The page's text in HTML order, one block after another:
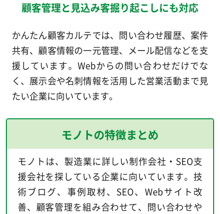
顧客管理と見込み客掘り起こしにも対応
かんたん顧客カルテでは、問い合わせ履歴、案件
共有、顧客情報の一元管理、メール配信などを支
援しています。Webからの問い合わせだけでな
く、展示会や名刺情報を活用した営業活動まで見
たい企業に向いています。
モノトの特徴まとめ
モノトは、製造業に詳しい制作会社・SEO支
援会社を探している企業に向いています。技
術ブログ、事例取材、SEO、Webサイト改
善、顧客管理を組み合わせて、問い合わせや